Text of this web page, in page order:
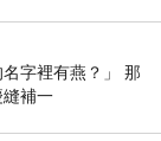
字裡有燕？」 那
補一